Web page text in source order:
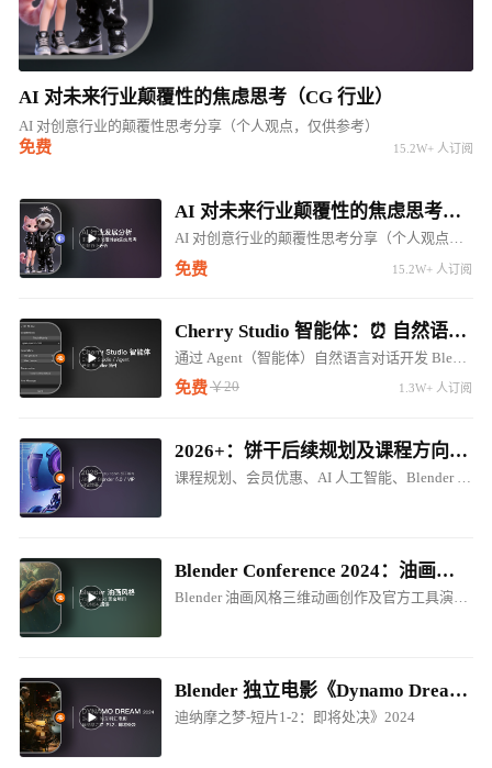
AI 对未来行业颠覆性的焦虑思考（CG 行业）
AI 对创意行业的颠覆性思考分享（个人观点，仅供参考）
免费 15.2W+ 人订阅
AI 对未来行业颠覆性的焦虑思考（CG 行业）
AI 对创意行业的颠覆性思考分享（个人观点，仅供参考）
免费 15.2W+ 人订阅
Cherry Studio 智能体：⏰ 自然语言对话开发 Blender LLM 插件 ⚠️⚠️⚠️
通过 Agent（智能体）自然语言对话开发 Blender 调用 LM Studio 对话插件
免费￥20 1.3W+ 人订阅
2026+：饼干后续规划及课程方向调整（内含惊喜内容...）
课程规划、会员优惠、AI 人工智能、Blender 5.0
Blender Conference 2024：油画风格电影制作创作分享
Blender 油画风格三维动画创作及官方工具演讲！
Blender 独立电影《Dynamo Dream - EP1-P2.Prepare for Execution / 迪纳摩之梦-短片1-2：即将处决》2024
迪纳摩之梦-短片1-2：即将处决》2024